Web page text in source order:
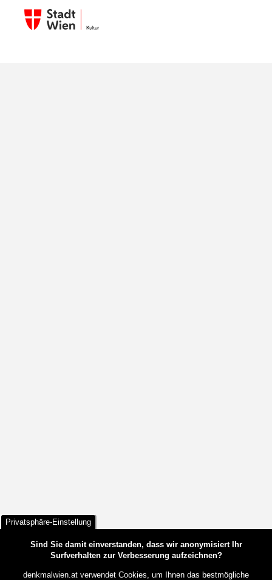
Privatsphäre-Einstellung
Sind Sie damit einverstanden, dass wir anonymisiert Ihr
Surfverhalten zur Verbesserung aufzeichnen?
denkmalwien.at verwendet Cookies, um Ihnen das bestmögliche